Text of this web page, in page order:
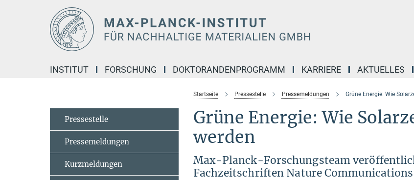
INSTITUT FORSCHUNG DOKTORANDENPROGRAMM KARRIERE AKTUELLES
Startseite Pressestelle Pressemeldungen Grüne Energie: Wie
Grüne Energie: Wie
werden
Max-Planck-Forschungsteam
Fachzeitschriften Nature
Pressestelle
Pressemeldungen
Kurzmeldungen